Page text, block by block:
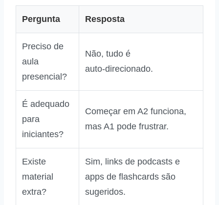
Pergunta Resposta
Preciso de
aula
presencial?
Não, tudo é
auto‑direcionado.
É adequado
para
iniciantes?
Começar em A2 funciona,
mas A1 pode frustrar.
Existe
material
extra?
Sim, links de podcasts e
apps de flashcards são
sugeridos.